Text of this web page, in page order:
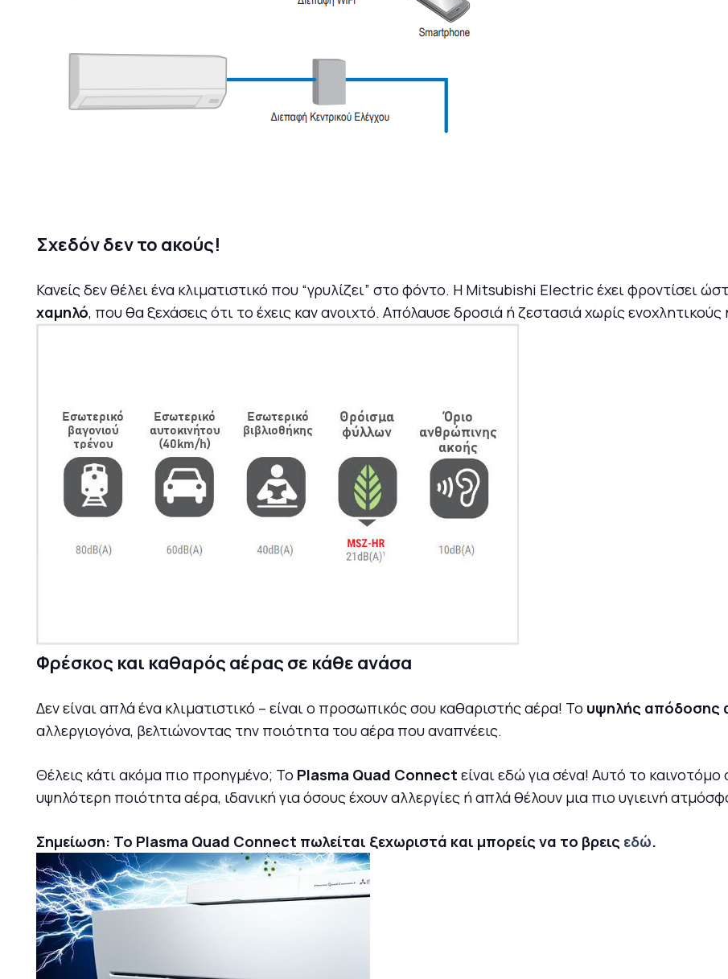
Σχεδόν δεν το ακούς!
Κανείς δεν θέλει ένα κλιματιστικό που “γρυλίζει” στο φόντο. Η Mitsubishi Electric έχει φροντίσει
χαμηλό, που θα ξεχάσεις ότι το έχεις καν ανοιχτό. Απόλαυσε δροσιά ή ζεστασιά χωρίς
Φρέσκος και καθαρός αέρας σε κάθε ανάσα
Δεν είναι απλά ένα κλιματιστικό – είναι ο προσωπικός σου καθαριστής αέρα! Το υψηλής απόδοσης
αλλεργιογόνα, βελτιώνοντας την ποιότητα του αέρα που αναπνέεις.
Θέλεις κάτι ακόμα πιο προηγμένο; Το Plasma Quad Connect είναι εδώ για σένα! Αυτό το
υψηλότερη ποιότητα αέρα, ιδανική για όσους έχουν αλλεργίες ή απλά θέλουν μια πιο υγιεινή
Σημείωση: Το Plasma Quad Connect πωλείται ξεχωριστά και μπορείς να το βρεις εδώ.